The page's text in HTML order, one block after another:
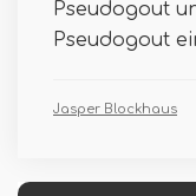
Pseudogout
Pseudogout
Jasper Blockhaus